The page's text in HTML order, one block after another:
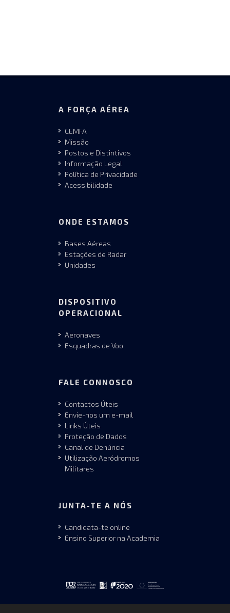
A FORÇA AÉREA
CEMFA
Missão
Postos e Distintivos
Informação Legal
Política de Privacidade
Acessibilidade
ONDE ESTAMOS
Bases Aéreas
Estações de Radar
Unidades
DISPOSITIVO
OPERACIONAL
Aeronaves
Esquadras de Voo
FALE CONNOSCO
Contactos Úteis
Envie-nos um e-mail
Links Úteis
Proteção de Dados
Canal de Denúncia
Utilização Aeródromos
Militares
JUNTA-TE A NÓS
Candidata-te online
Ensino Superior na Academia